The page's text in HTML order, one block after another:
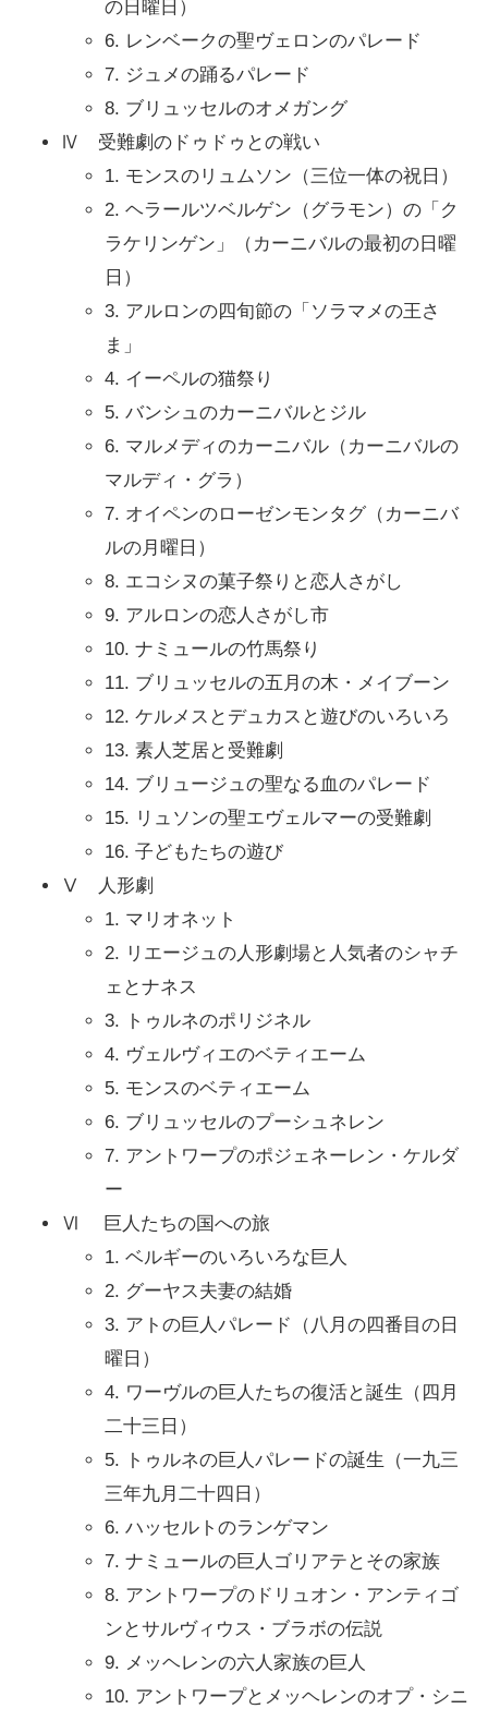
の日曜日）
6. レンベークの聖ヴェロンのパレード
7. ジュメの踊るパレード
8. ブリュッセルのオメガング
Ⅳ 受難劇のドゥドゥとの戦い
1. モンスのリュムソン（三位一体の祝日）
2. ヘラールツベルゲン（グラモン）の「ク
ラケリンゲン」（カーニバルの最初の日曜
日）
3. アルロンの四旬節の「ソラマメの王さ
ま」
4. イーペルの猫祭り
5. バンシュのカーニバルとジル
6. マルメディのカーニバル（カーニバルの
マルディ・グラ）
7. オイペンのローゼンモンタグ（カーニバ
ルの月曜日）
8. エコシヌの菓子祭りと恋人さがし
9. アルロンの恋人さがし市
10. ナミュールの竹馬祭り
11. ブリュッセルの五月の木・メイブーン
12. ケルメスとデュカスと遊びのいろいろ
13. 素人芝居と受難劇
14. ブリュージュの聖なる血のパレード
15. リュソンの聖エヴェルマーの受難劇
16. 子どもたちの遊び
Ⅴ 人形劇
1. マリオネット
2. リエージュの人形劇場と人気者のシャチ
ェとナネス
3. トゥルネのポリジネル
4. ヴェルヴィエのベティエーム
5. モンスのベティエーム
6. ブリュッセルのプーシュネレン
7. アントワープのポジェネーレン・ケルダ
ー
Ⅵ 巨人たちの国への旅
1. ベルギーのいろいろな巨人
2. グーヤス夫妻の結婚
3. アトの巨人パレード（八月の四番目の日
曜日）
4. ワーヴルの巨人たちの復活と誕生（四月
二十三日）
5. トゥルネの巨人パレードの誕生（一九三
三年九月二十四日）
6. ハッセルトのランゲマン
7. ナミュールの巨人ゴリアテとその家族
8. アントワープのドリュオン・アンティゴ
ンとサルヴィウス・ブラボの伝説
9. メッヘレンの六人家族の巨人
10. アントワープとメッヘレンのオプ・シニ